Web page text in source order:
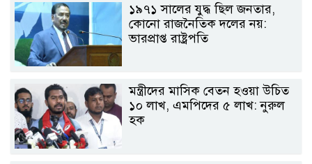
১৯৭১ সালের যুদ্ধ ছিল জনতার,
কোনো রাজনৈতিক দলের নয়:
ভারপ্রাপ্ত রাষ্ট্রপতি
মন্ত্রীদের মাসিক বেতন হওয়া উচিত
১০ লাখ, এমপিদের ৫ লাখ: নুরুল
হক